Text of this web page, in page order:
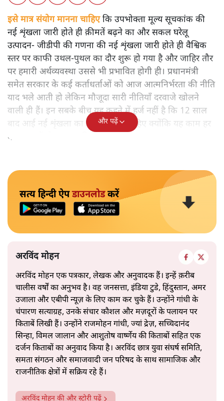
इसे मात्र संयोग मानना चाहिएकि उपभोक्ता मूल्य सूचकांक की
नई शृंखला जारी होते ही क़ीमतें बढ़ने का और सकल घरेलू
उत्पादन- जीडीपी की गणना की नई शृंखला जारी होते ही वैश्विक
स्तर पर काफी उथल-पुथल का दौर शुरू हो गया है और जाहिर तौर
पर हमारी अर्थव्यवस्था उससे भी प्रभावित होगी ही। प्रधानमंत्री
समेत सरकार के कई कर्ताधर्ताओं को आज आत्मनिर्भरता की नीति
याद भले आती हो लेकिन मौजूदा सारी नीतियाँ दरवाजे खोलने
वाली ही हैं। इन सबके बीच यह कहने में हर्ज नहीं है कि 12 साल
बाद आई नई शृंखला का स्वागत होना चाहिए क्योंकि यह काम हर
दस साल में हो जाना चाहिए।
और पढ़ें
सत्य हिन्दी ऐपडाउनलोडकरें
अरविंद मोहन
अरविंद मोहन एक पत्रकार, लेखक और अनुवादक हैं। इन्हें क़रीब
चालीस वर्षों का अनुभव है। वह जनसत्ता, इंडिया टुडे, हिंदुस्तान, अमर
उजाला और एबीपी न्यूज़ के लिए काम कर चुके हैं। उन्होंने गांधी के
चंपारण सत्याग्रह, उनके संचार कौशल और मज़दूरों के पलायन पर
किताबें लिखी हैं। उन्होंने राजमोहन गांधी, ज्यां द्रेज़, सच्चिदानंद
सिन्हा, विमल जालान और आशुतोष वार्ष्णेय की किताबों सहित एक
दर्जन किताबों का अनुवाद किया है। अरविंद छात्र युवा संघर्ष समिति,
समता संगठन और समाजवादी जन परिषद के साथ सामाजिक और
राजनीतिक क्षेत्रों में सक्रिय रहे हैं।
अरविंद मोहन की और स्टोरी पढ़ें